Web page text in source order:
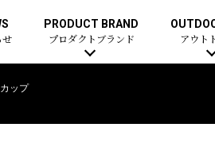
せ
PRODUCT BRAND
プロダクトブランド アウト
ップ